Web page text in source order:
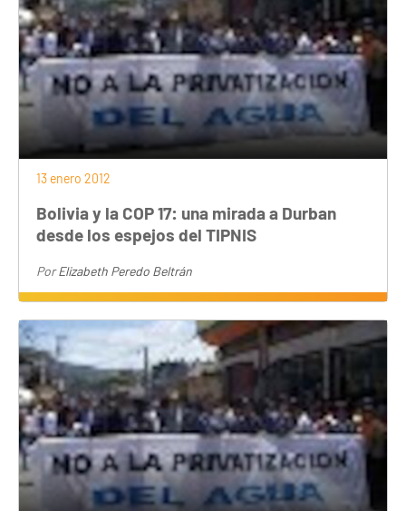
13 enero 2012
Bolivia y la COP 17: una mirada a Durban
desde los espejos del TIPNIS
PorElizabeth Peredo Beltrán